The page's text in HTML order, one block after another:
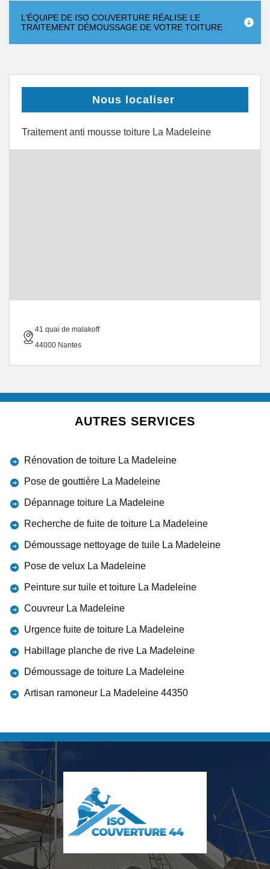
L’ÉQUIPE DE ISO COUVERTURE RÉALISE LE
TRAITEMENT DÉMOUSSAGE DE VOTRE TOITURE
Nous localiser
Traitement anti mousse toiture La Madeleine
41 quai de malakoff
44000 Nantes
AUTRES SERVICES
Rénovation de toiture La Madeleine
Pose de gouttière La Madeleine
Dépannage toiture La Madeleine
Recherche de fuite de toiture La Madeleine
Démoussage nettoyage de tuile La Madeleine
Pose de velux La Madeleine
Peinture sur tuile et toiture La Madeleine
Couvreur La Madeleine
Urgence fuite de toiture La Madeleine
Habillage planche de rive La Madeleine
Démoussage de toiture La Madeleine
Artisan ramoneur La Madeleine 44350